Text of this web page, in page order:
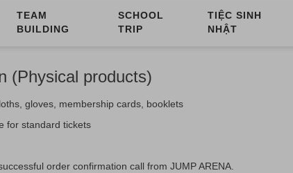
TEAM
BUILDING
SCHOOL
TRIP
TIỆC SINH
NHẬT
(Physical products)
gloves, membership cards, booklets
for standard tickets
order confirmation call from JUMP ARENA.